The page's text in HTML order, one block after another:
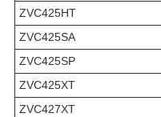
ZVC425HT
ZVC425SA
ZVC425SP
ZVC425XT
ZVC427XT